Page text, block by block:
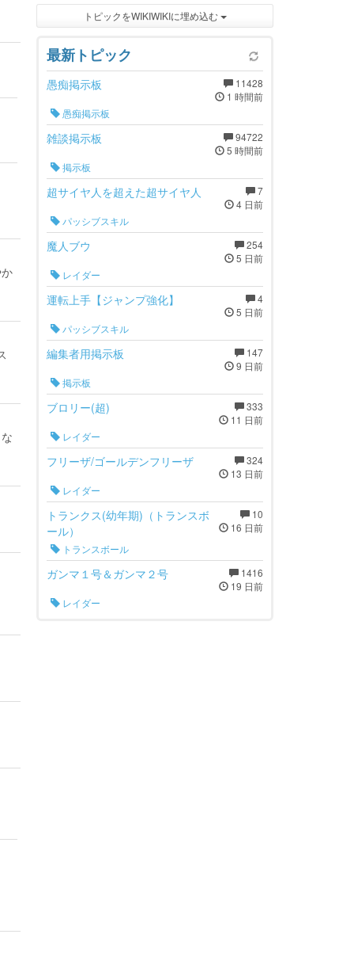
トピックをWIKIWIKIに埋め込む
最新トピック
11428
1 時間前
愚痴掲示板
愚痴掲示板
94722
5 時間前
雑談掲示板
掲示板
7
4 日前
超サイヤ人を超えた超サイヤ人
パッシブスキル
254
5 日前
魔人ブウ
レイダー
4
5 日前
運転上手【ジャンプ強化】
パッシブスキル
147
9 日前
編集者用掲示板
掲示板
333
11 日前
ブロリー(超)
レイダー
324
13 日前
フリーザ/ゴールデンフリーザ
レイダー
10
16 日前
トランクス(幼年期)（トランスボ
ール）
トランスボール
1416
19 日前
ガンマ１号＆ガンマ２号
レイダー